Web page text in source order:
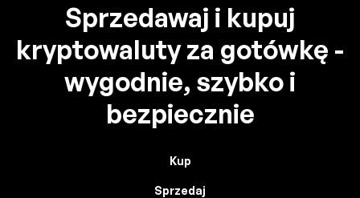
Sprzedawaj i kupuj
kryptowaluty za gotówkę -
wygodnie, szybko i
bezpiecznie
Kup
Sprzedaj